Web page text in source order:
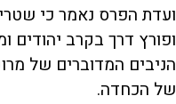
ועדת הפרס נאמר כי
ופורץ דרך בקרב יהודים
הניבים המדוברים של
של הכחדה.